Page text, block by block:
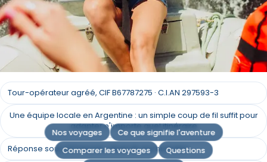
Voyages d'aventure en
Argentine
Explorations palpitantes : Les circuits d'aventure
en Argentine pour le voyageur plein d'entrain
Nos voyages
Ce que signifie l'aventure
Comparer les voyages
Questions
Tour-opérateur agréé, CIF B67787275 · C.I.AN 297593-3
Une équipe locale en Argentine : un simple coup de fil suffit pour
adapter n'importe quel itinéraire
Réponse sous 24 heures, réservé aux humains